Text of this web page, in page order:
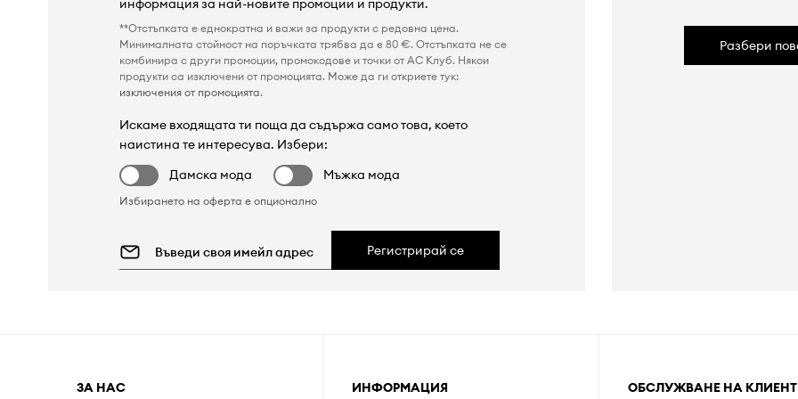
информация за най-новите промоции и продукти.
**Отстъпката е еднократна и важи за продукти с редовна цена.
Минималната стойност на поръчката трябва да е 80 €. Отстъпката не се
комбинира с други промоции, промокодове и точки от AC Клуб. Някои
продукти са изключени от промоцията. Може да ги откриете тук:
изключения от промоцията.
Искаме входящата ти поща да съдържа само това, което
наистина те интересува. Избери:
Дамска мода
Мъжка мода
Избирането на оферта е опционално
Регистрирай се
Разбери
ЗА НАС ИНФОРМАЦИЯ ОБСЛУЖВАНЕ НА